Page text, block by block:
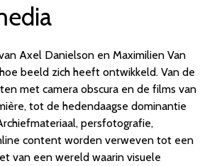
Axel Danielson en Maximilien Van
beeld zich heeft ontwikkeld. Van de
met camera obscura en de films van
tot de hedendaagse dominantie
persfotografie,
content worden verweven tot een
van een wereld waarin visuele